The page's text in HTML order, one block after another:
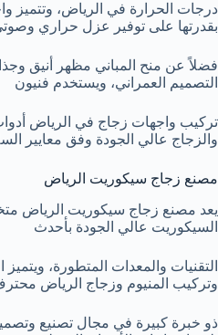
درجات الحرارة في الرياض، وتتميز
بقدرتها على توفير عزل حراري
فضلاً عن منح المباني مظهر أنيق
التصميم العمراني، ويستخدم فنيون
تركيب واجهات زجاج في الرياض
والزجاج عالي الجودة وفق معايير
مصنع زجاج سيكوريت الرياض
يعد مصنع زجاج سيكوريت الرياض
السيكوريت عالي الجودة بأحدث
التقنيات والمعدات المتطورة،
وتركيب المنيوم وزجاج الرياض
ذو خبرة كبيرة في مجال تصنيع